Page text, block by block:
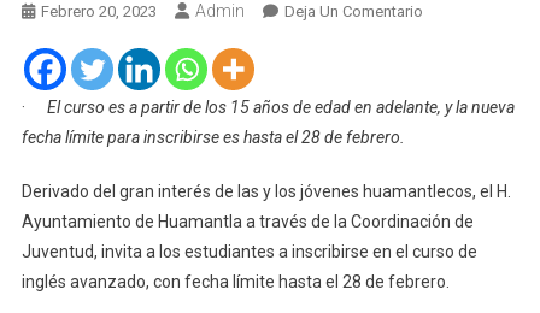
Febrero 20, 2023 Admin Deja Un ComentarioEn
NUEVA
INSCRIPCIÓN
DEL
CURSO
DE
· El curso es a partir de los 15 años de edad en adelante, y la nueva
fecha límite para inscribirse es hasta el 28 de febrero.
Derivado del gran interés de las y los jóvenes huamantlecos, el H.
Ayuntamiento de Huamantla a través de la Coordinación de
Juventud, invita a los estudiantes a inscribirse en el curso de
inglés avanzado, con fecha límite hasta el 28 de febrero.